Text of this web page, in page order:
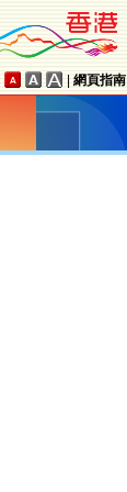
網頁指南